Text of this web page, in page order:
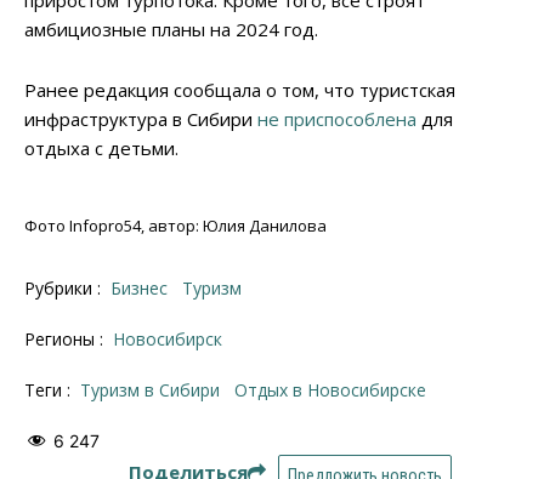
амбициозные планы на 2024 год.
Ранее редакция сообщала о том, что туристская
инфраструктура в Сибири не приспособлена для
отдыха с детьми.
Фото Infopro54, автор: Юлия Данилова
Рубрики : Бизнес Туризм
Регионы : Новосибирск
Теги : Туризм в Сибири отдых в Новосибирске
6 247
Поделиться